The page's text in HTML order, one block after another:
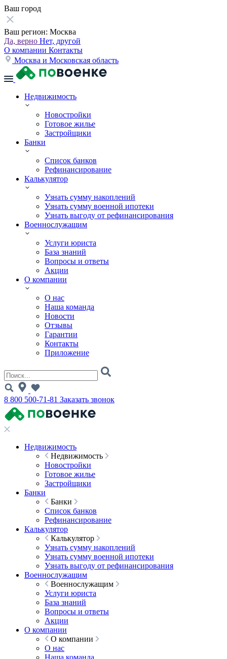
Ваш город
Ваш регион: Москва
Да, верно Нет, другой
О компании Контакты
Москва и Московская область
Недвижимость
Новостройки
Готовое жилье
Застройщики
Банки
Список банков
Рефинансирование
Калькулятор
Узнать сумму накоплений
Узнать сумму военной ипотеки
Узнать выгоду от рефинансирования
Военнослужащим
Услуги юриста
База знаний
Вопросы и ответы
Акции
О компании
О нас
Наша команда
Новости
Отзывы
Гарантии
Контакты
Приложение
8 800 500-71-81 Заказать звонок
Недвижимость
Недвижимость
Новостройки
Готовое жилье
Застройщики
Банки
Банки
Список банков
Рефинансирование
Калькулятор
Калькулятор
Узнать сумму накоплений
Узнать сумму военной ипотеки
Узнать выгоду от рефинансирования
Военнослужащим
Военнослужащим
Услуги юриста
База знаний
Вопросы и ответы
Акции
О компании
О компании
О нас
Наша команда